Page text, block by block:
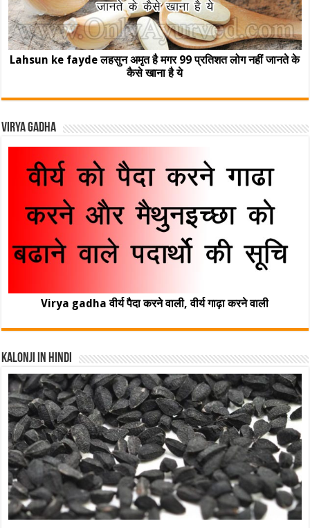
Lahsun ke fayde लहसुन अमृत है मगर 99 प्रतिशत लोग नहीं जानते के
कैसे खाना है ये
Virya Gadha
Virya gadha वीर्य पैदा करने वाली, वीर्य गाढ़ा करने वाली
Kalonji In Hindi